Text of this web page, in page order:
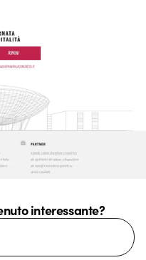
interessante?